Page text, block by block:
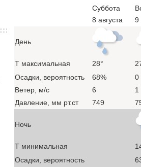
Суббота
8 августа
9
День
T максимальная 28°
Осадки, вероятность
68% 0
Ветер, м/с
6 1
Давление, мм рт.ст
749
Ночь
T минимальная
Осадки, вероятность